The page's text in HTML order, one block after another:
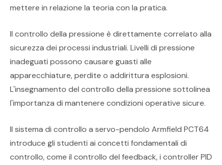
mettere in relazione la teoria con la pratica.
Il controllo della pressione è direttamente correlato alla
sicurezza dei processi industriali. Livelli di pressione
inadeguati possono causare guasti alle
apparecchiature, perdite o addirittura esplosioni.
L'insegnamento del controllo della pressione sottolinea
l'importanza di mantenere condizioni operative sicure.
Il sistema di controllo a servo-pendolo Armfield PCT64
introduce gli studenti ai concetti fondamentali di
controllo, come il controllo del feedback, i controller PID